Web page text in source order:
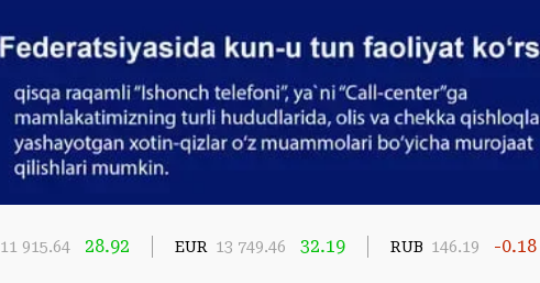
11 915.64 28.92 EUR 13 749.46 32.19 RUB 146.19 -0.18